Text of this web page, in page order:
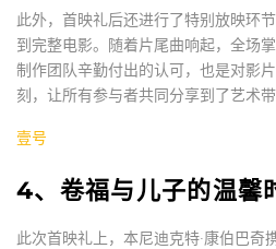
此外，首映礼后还进行了特别放映环
到完整电影。随着片尾曲响起，全场
制作团队辛勤付出的认可，也是对影
刻，让所有参与者共同分享到了艺术带
壹号
4、卷福与儿子的温馨
此次首映礼上，本尼迪克特·康伯巴奇